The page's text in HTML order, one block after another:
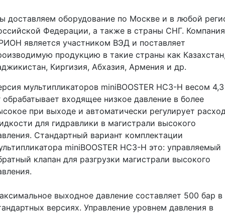
доставляем оборудование по Москве и в любой
Федерации, а также в страны СНГ. Компания
является участником ВЭД и поставляет
продукцию в такие страны как
Киргизия, Абхазия, Армения и др.
мультипликаторов miniBOOSTER HC3-H весом 4,3
обрабатывает входящее низкое давление в более
при выходе и автоматически регулирует
для гидравлики в магистрали высокого
Стандартный вариант комплектации
miniBOOSTER HC3-H это: управляемый
клапан для разгрузки магистрали высокого
выходное давление составляет 500 бар в
версиях. Управление уровнем давления в